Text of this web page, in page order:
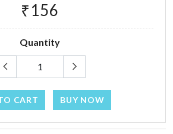
₹156
Quantity
CART BUY NOW